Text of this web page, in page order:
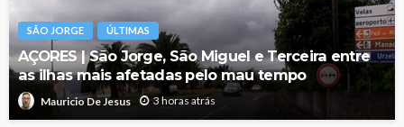
SÃO JORGE ÚLTIMAS
AÇORES | São Jorge, São Miguel e Terceira entre
as ilhas mais afetadas pelo mau tempo
Mauricio De Jesus 3 horas atrás